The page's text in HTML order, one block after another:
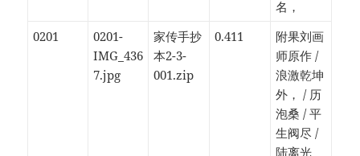
名，
0201
0201-
IMG_436
7.jpg
家传手抄
本2-3-
001.zip
0.411
附果刘画
师原作 /
浪激乾坤
外， / 历
泡桑 / 平
生阀尽 /
陆离光